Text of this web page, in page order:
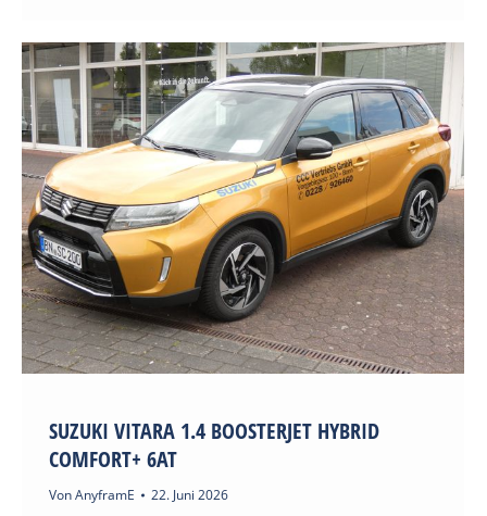
SUZUKI VITARA 1.4 BOOSTERJET HYBRID
COMFORT+ 6AT
VonAnyframE 22. Juni 2026